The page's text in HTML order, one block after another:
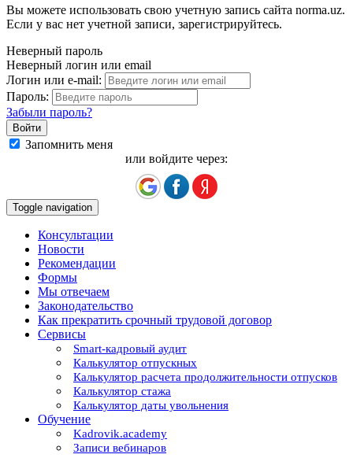
Вы можете использовать свою учетную запись сайта norma.uz.
Если у вас нет учетной записи, зарегистрируйтесь.
Неверный пароль
Неверный логин или email
Логин или e-mail:
Пароль:
Забыли пароль?
Запомнить меня
или войдите через:
Toggle navigation
Консультации
Новости
Рекомендации
Формы
Мы отвечаем
Законодательство
Как прекратить срочный трудовой договор
Сервисы
Smart-кадровый аудит
Калькулятор отпускных
Калькулятор расчета продолжительности отпусков
Калькулятор стажа
Калькулятор даты увольнения
Обучение
Kadrovik.academy
Записи вебинаров